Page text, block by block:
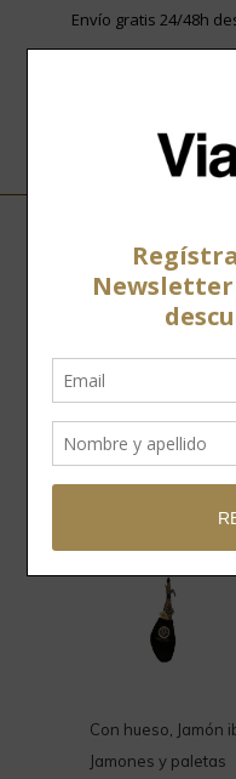
Envío gratis 24/48h
Con hueso Jamón
Jamones y paletas